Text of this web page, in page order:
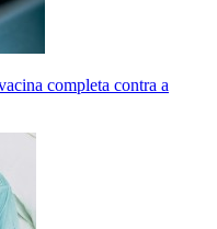
completa contra a